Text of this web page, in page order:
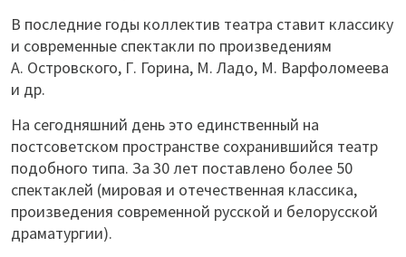
В последние годы коллектив театра ставит классику
и современные спектакли по произведениям
А. Островского, Г. Горина, М. Ладо, М. Варфоломеева
и др.
На сегодняшний день это единственный на
постсоветском пространстве сохранившийся театр
подобного типа. За 30 лет поставлено более 50
спектаклей (мировая и отечественная классика,
произведения современной русской и белорусской
драматургии).